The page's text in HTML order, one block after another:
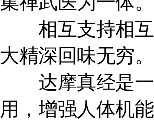
相互支持相互
大精深回味无穷。
达摩真经是一
用，增强人体机能